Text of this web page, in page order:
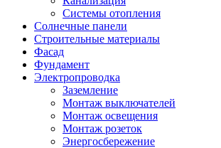
Системы отопления
Солнечные панели
Строительные материалы
Фасад
Фундамент
Электропроводка
Заземление
Монтаж выключателей
Монтаж освещения
Монтаж розеток
Энергосбережение